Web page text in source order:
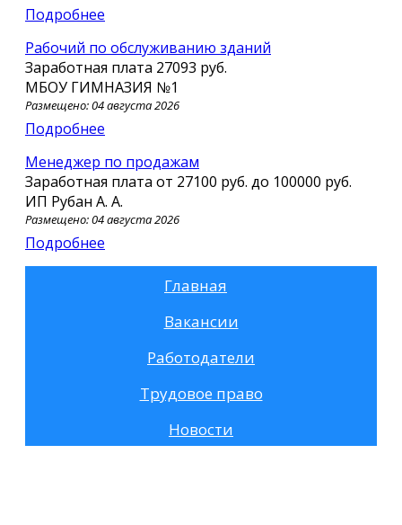
Подробнее
рабочий по обслуживанию зданий
Заработная плата 27093 руб.
МБОУ ГИМНАЗИЯ №1
Размещено: 04 августа 2026
Подробнее
Менеджер по продажам
Заработная плата от 27100 руб. до 100000 руб.
ИП Рубан А. А.
Размещено: 04 августа 2026
Подробнее
Главная
Вакансии
Работодатели
Трудовое право
Новости